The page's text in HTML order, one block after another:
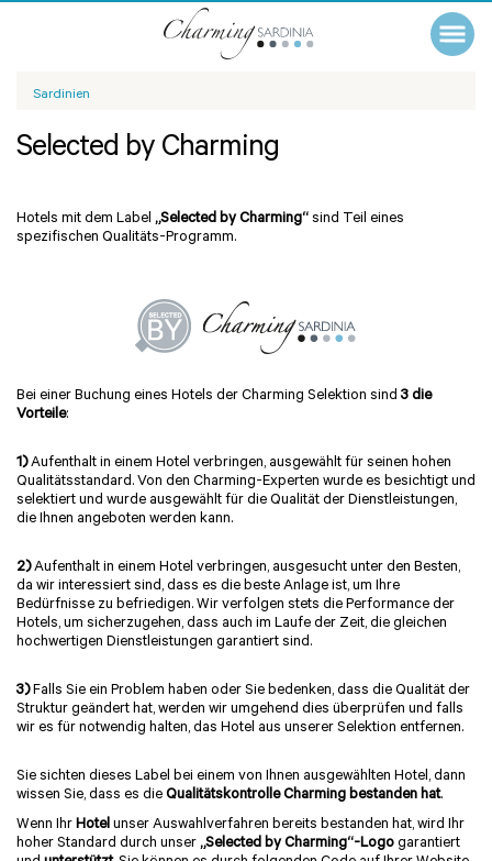
Sardinien
Selected by Charming
Hotels mit dem Label „Selected by Charming“ sind Teil eines
spezifischen Qualitäts-Programm.
Bei einer Buchung eines Hotels der Charming Selektion sind 3 die
Vorteile:
1)Aufenthalt in einem Hotel verbringen, ausgewählt für seinen hohen
Qualitätsstandard. Von den Charming-Experten wurde es besichtigt und
selektiert und wurde ausgewählt für die Qualität der Dienstleistungen,
die Ihnen angeboten werden kann.
2)Aufenthalt in einem Hotel verbringen, ausgesucht unter den Besten,
da wir interessiert sind, dass es die beste Anlage ist, um Ihre
Bedürfnisse zu befriedigen. Wir verfolgen stets die Performance der
Hotels, um sicherzugehen, dass auch im Laufe der Zeit, die gleichen
hochwertigen Dienstleistungen garantiert sind.
3)Falls Sie ein Problem haben oder Sie bedenken, dass die Qualität der
Struktur geändert hat, werden wir umgehend dies überprüfen und falls
wir es für notwendig halten, das Hotel aus unserer Selektion entfernen.
Sie sichten dieses Label bei einem von Ihnen ausgewählten Hotel, dann
wissen Sie, dass es die Qualitätskontrolle Charming bestanden hat.
Wenn Ihr Hotel unser Auswahlverfahren bereits bestanden hat, wird Ihr
hoher Standard durch unser „Selected by Charming“-Logo garantiert